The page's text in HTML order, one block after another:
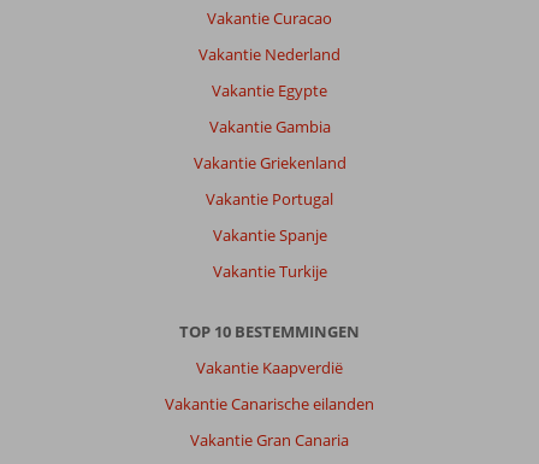
Vakantie Curacao
Vakantie Nederland
Vakantie Egypte
Vakantie Gambia
Vakantie Griekenland
Vakantie Portugal
Vakantie Spanje
Vakantie Turkije
TOP 10 BESTEMMINGEN
Vakantie Kaapverdië
Vakantie Canarische eilanden
Vakantie Gran Canaria